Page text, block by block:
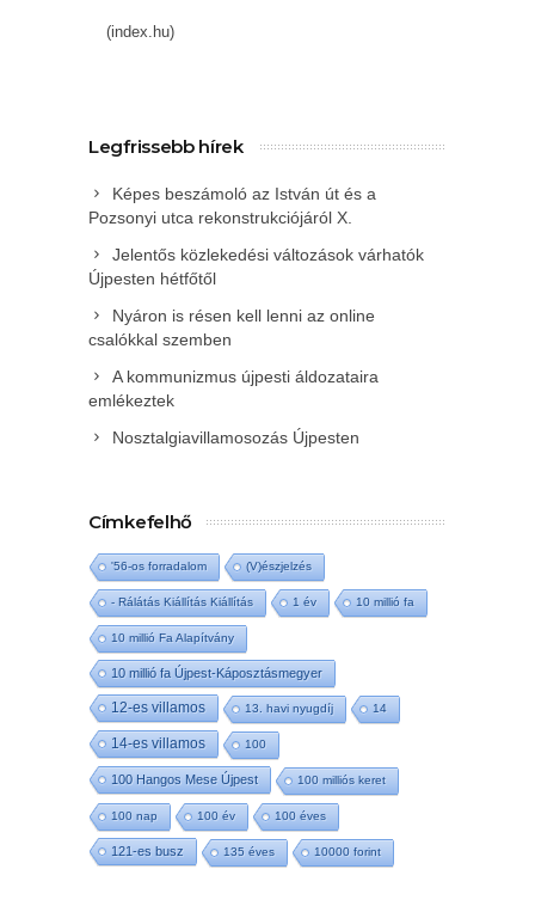
(index.hu)
Legfrissebb hírek
Képes beszámoló az István út és a
Pozsonyi utca rekonstrukciójáról X.
Jelentős közlekedési változások várhatók
Újpesten hétfőtől
Nyáron is résen kell lenni az online
csalókkal szemben
A kommunizmus újpesti áldozataira
emlékeztek
Nosztalgiavillamosozás Újpesten
Címkefelhő
'56-os forradalom (V)észjelzés
- Rálátás Kiállítás Kiállítás 1 év 10 millió fa
10 millió Fa Alapítvány
10 millió fa Újpest-Káposztásmegyer
12-es villamos 13. havi nyugdíj 14
14-es villamos 100
100 Hangos Mese Újpest 100 milliós keret
100 nap 100 év 100 éves
121-es busz 135 éves 10000 forint